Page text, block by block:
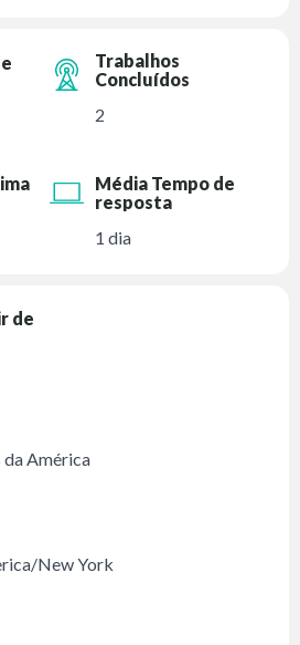
Trabalhos
Concluídos
2
Média Tempo de
resposta
1 dia
de
da América
New York